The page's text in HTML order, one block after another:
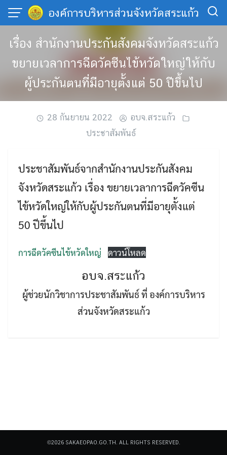
Skip
content
องค์การบริหารส่วนจังหวัดสระแก้ว
Search
เรื่อง สำนักงานประกันสังคมจังหวัดสระแก้ว
ขยายเวลาการฉีดวัคซีนไข้หวัดใหญ่ให้กับ
ผู้ประกันตนที่มีอายุตั้งแต่ 50 ปีขึ้นไป
28 กันยายน 2022
อบจ.สระแก้ว
ประชาสัมพันธ์
ประชาสัมพันธ์จากสำนักงานประกันสังคม
จังหวัดสระแก้ว เรื่อง ขยายเวลาการฉีดวัคซีน
ไข้หวัดใหญ่ให้กับผู้ประกันตนที่มีอายุตั้งแต่
50 ปีขึ้นไป
การฉีดวัคซีนไข้หวัดใหญ่ ดาวน์โหลด
อบจ.สระแก้ว
ผู้ช่วยนักวิชาการประชาสัมพันธ์ ที่ องค์การบริหาร
ส่วนจังหวัดสระแก้ว
©2026 SAKAEOPAO.GO.TH. ALL RIGHTS RESERVED.